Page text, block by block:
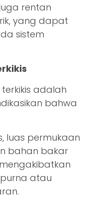
rentan
yang dapat
sistem
adalah
bahwa
luas permukaan
bahan bakar
atau